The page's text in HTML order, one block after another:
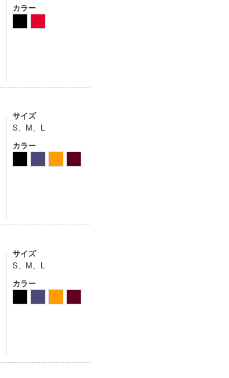
カラー
サイズ
S、M、L
カラー
サイズ
S、M、L
カラー